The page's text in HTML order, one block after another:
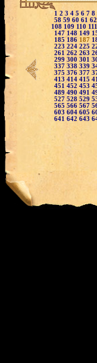
1 2 3 4 5 6 7 8
58 59 60 61 62
108 109 110 111
147 148 149
185 186 187
223 224 225
261 262 263
299 300 301
337 338 339
375 376 377
413 414 415
451 452 453
489 490 491
527 528 529
565 566 567
603 604 605
641 642 643